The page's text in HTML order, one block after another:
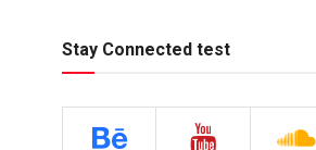
Stay Connected test